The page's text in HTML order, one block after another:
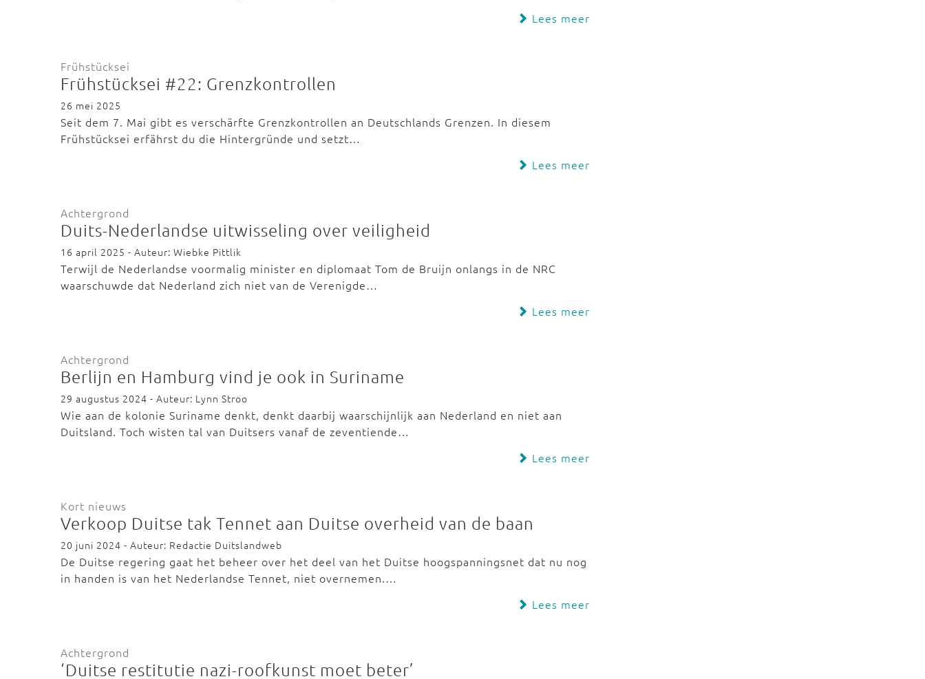
Lees meer
Frühstücksei
Frühstücksei #22: Grenzkontrollen
26 mei 2025
Seit dem 7. Mai gibt es verschärfte Grenzkontrollen an Deutschlands Grenzen. In diesem
Frühstücksei erfährst du die Hintergründe und setzt…
Lees meer
Achtergrond
Duits-Nederlandse uitwisseling over veiligheid
16 april 2025 - Auteur: Wiebke Pittlik
Terwijl de Nederlandse voormalig minister en diplomaat Tom de Bruijn onlangs in de NRC
waarschuwde dat Nederland zich niet van de Verenigde…
Lees meer
Achtergrond
Berlijn en Hamburg vind je ook in Suriname
29 augustus 2024 - Auteur: Lynn Stroo
Wie aan de kolonie Suriname denkt, denkt daarbij waarschijnlijk aan Nederland en niet aan
Duitsland. Toch wisten tal van Duitsers vanaf de zeventiende…
Lees meer
Kort nieuws
Verkoop Duitse tak Tennet aan Duitse overheid van de baan
20 juni 2024 - Auteur: Redactie Duitslandweb
De Duitse regering gaat het beheer over het deel van het Duitse hoogspanningsnet dat nu nog
in handen is van het Nederlandse Tennet, niet overnemen.…
Lees meer
Achtergrond
‘Duitse restitutie nazi-roofkunst moet beter’